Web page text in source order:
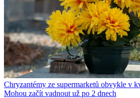
Chryzantémy ze supermarketů obvykle v
Mohou začít vadnout už po 2 dnech